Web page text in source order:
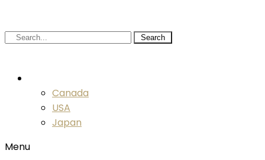
Search
Canada
USA
Japan
Menu